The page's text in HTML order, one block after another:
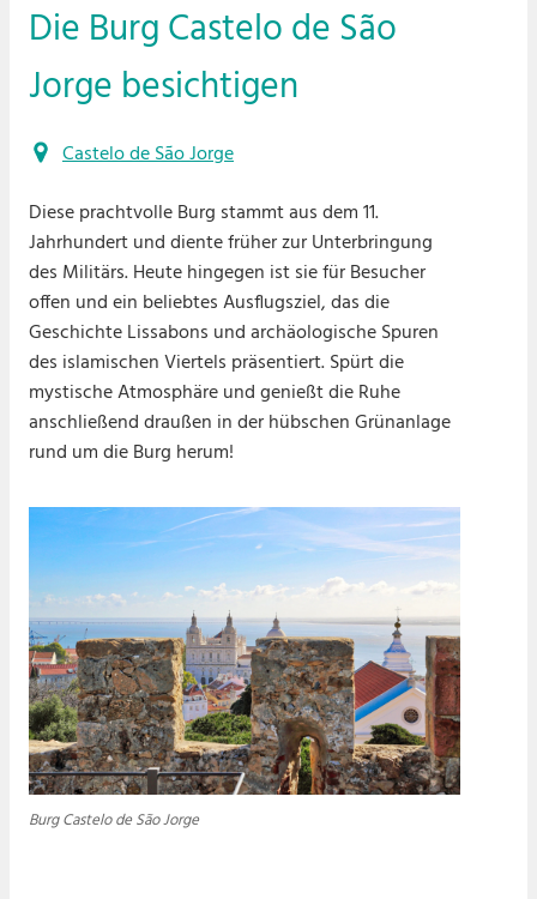
Die Burg Castelo de São
Jorge besichtigen
Castelo de São Jorge
Diese prachtvolle Burg stammt aus dem 11.
Jahrhundert und diente früher zur Unterbringung
des Militärs. Heute hingegen ist sie für Besucher
offen und ein beliebtes Ausflugsziel, das die
Geschichte Lissabons und archäologische Spuren
des islamischen Viertels präsentiert. Spürt die
mystische Atmosphäre und genießt die Ruhe
anschließend draußen in der hübschen Grünanlage
rund um die Burg herum!
Burg Castelo de São Jorge